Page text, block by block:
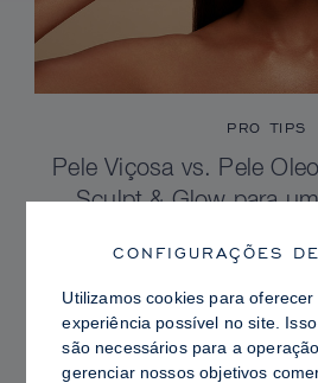
PRO TIPS
Pele Viçosa vs. Pele
Sculpt & Glow para
CONFIGURAÇÕES
Utilizamos cookies para
experiência possível no site.
são necessários para a
gerenciar nossos objetivos